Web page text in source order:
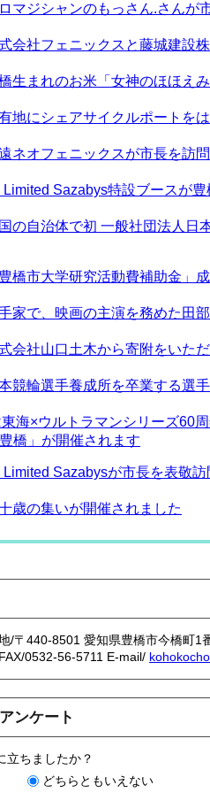
マジシャンのもっさん.さんが
会社フェニックスと藤城建設
生まれのお米「女神のほほえ
地にシェアサイクルポートを
ネオフェニックスが市長を訪
Limited Sazabys特設ブースが
の自治体で初 一般社団法人日
豊橋市大学研究活動費補助金」
家で、映画の主演を務めた田
会社山口土木から寄附をいた
競輪選手養成所を卒業する選
海×ウルトラマンシリーズ60
橋」が開催されます
Limited Sazabysが市長を表敬訪
歳の集いが開催されました
/〒440-8501 愛知県豊橋市今橋町1
FAX/0532-56-5711 E-mail/
ンケート
立ちましたか？
どちらともいえない